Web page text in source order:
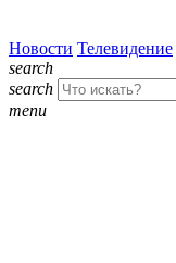
Новости Телевидение
search
search
menu